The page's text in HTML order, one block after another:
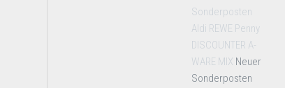
Sonderposten
Aldi REWE Penny
DISCOUNTER A-
WARE MIX Neuer
Sonderposten